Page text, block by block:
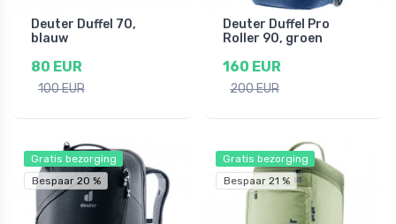
Deuter Duffel 70,
blauw
80 EUR
100 EUR
Deuter Duffel Pro
Roller 90, groen
160 EUR
200 EUR
Gratis bezorging
Bespaar 20 %
Gratis bezorging
Bespaar 21 %